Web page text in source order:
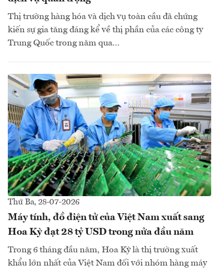
Thị trường hàng hóa và dịch vụ toàn cầu đã chứng
kiến sự gia tăng đáng kể về thị phần của các công ty
Trung Quốc trong năm qua...
Thứ Ba, 28-07-2026
Máy tính, đồ điện tử của Việt Nam xuất sang
Hoa Kỳ đạt 28 tỷ USD trong nửa đầu năm
Trong 6 tháng đầu năm, Hoa Kỳ là thị trường xuất
khẩu lớn nhất của Việt Nam đối với nhóm hàng máy